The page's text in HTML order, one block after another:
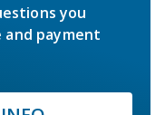
you
payment